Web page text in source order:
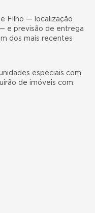
Filho — localização
e previsão de entrega
dos mais recentes
especiais com
de imóveis com: